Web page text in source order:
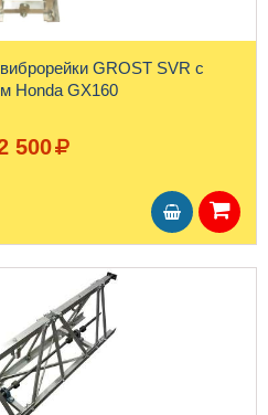
GROST SVR с
Honda GX160
500